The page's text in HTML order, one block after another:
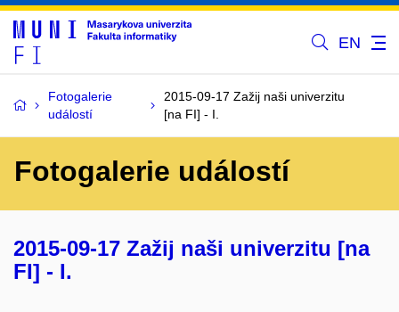
EN
Fotogalerie
událostí
2015-09-17 Zažij naši univerzitu
[na FI] - I.
Fotogalerie událostí
2015-09-17 Zažij naši univerzitu [na
FI] - I.